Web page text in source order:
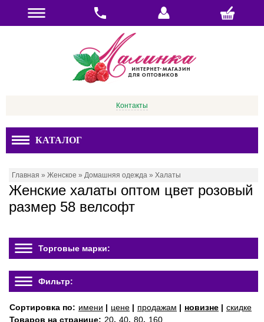
Контакты
КАТАЛОГ
Главная » Женское » Домашняя одежда » Халаты
Женские халаты оптом цвет розовый
размер 58 велсофт
Торговые марки:
Фильтр:
Сортировка по: имени | цене | продажам | новизне | скидке
Товаров на странице: 20, 40, 80, 160